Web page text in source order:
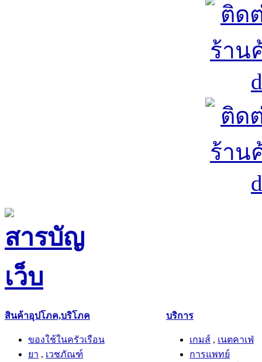
ของใช้ในครัวเรือน
ยา,เวชภัณฑ์
เครื่องประดับ,
เกมส์
การแพทย์
ท่องเที่ยว,